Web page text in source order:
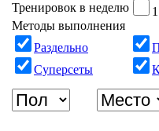
Тренировок в неделю
1
Методы выполнения
Раздельно
Суперсеты